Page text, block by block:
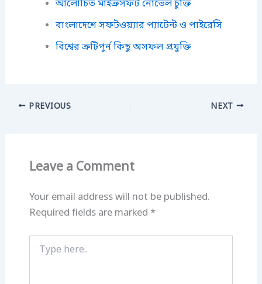
আলোচিত মাইক্রসফট নোভেল চুক্তি
বাংলাদেশে সফটওয়্যার প্যাটেন্ট ও পাইরেসি
বিশ্বের ত্রুটিপুর্ন কিছু অসফল প্রযুক্তি
PREVIOUS NEXT
Leave a Comment
Your email address will not be published.
Required fields are marked *
here..